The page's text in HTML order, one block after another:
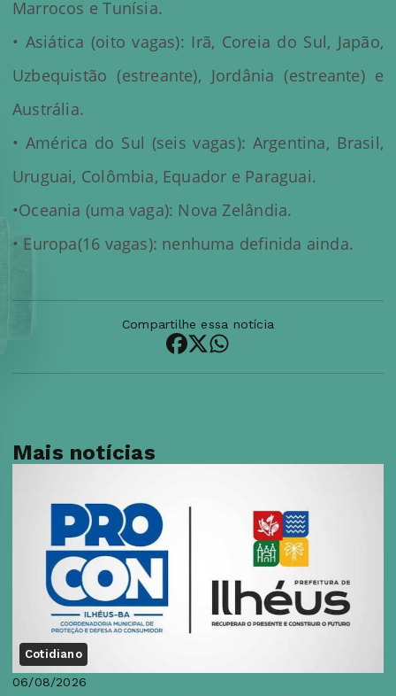
Marrocos e Tunísia.
• Asiática (oito vagas): Irã, Coreia do Sul, Japão,
Uzbequistão (estreante), Jordânia (estreante) e
Austrália.
• América do Sul (seis vagas): Argentina, Brasil,
Uruguai, Colômbia, Equador e Paraguai.
•Oceania (uma vaga): Nova Zelândia.
• Europa(16 vagas): nenhuma definida ainda.
Compartilhe essa notícia
Mais notícias
Cotidiano
06/08/2026